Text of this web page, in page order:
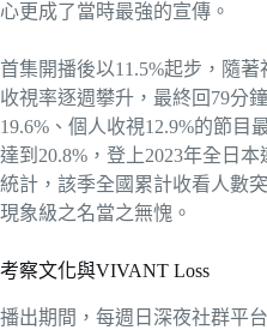
心更成了當時最強的宣傳。
首集開播後以11.5%起步，隨著
收視率逐週攀升，最終回79分
19.6%、個人收視12.9%的節目
達到20.8%，登上2023年全日
統計，該季全國累計收看人數
現象級之名當之無愧。
考察文化與VIVANT Loss
播出期間，每週日深夜社群平